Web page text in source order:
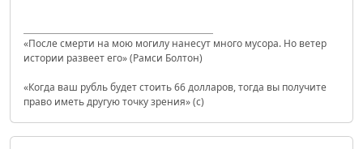
«После смерти на мою могилу нанесут много мусора. Но ветер
истории развеет его» (Рамси Болтон)
«Когда ваш рубль будет стоить 66 долларов, тогда вы получите
право иметь другую точку зрения» (с)